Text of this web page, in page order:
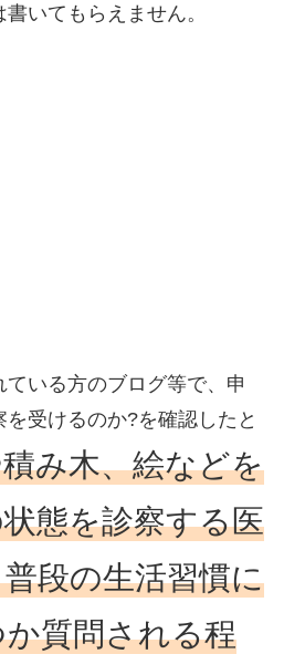
いてもらえません。
いる方のブログ等で、申
受けるのか?を確認したと
み木、絵などを
態を診察する医
段の生活習慣に
質問される程